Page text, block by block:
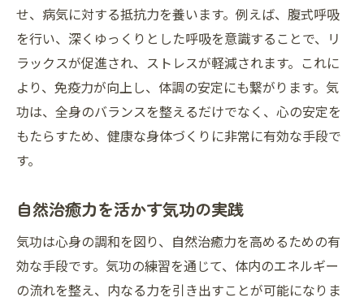
せ、病気に対する抵抗力を養います。例えば、腹式呼吸
を行い、深くゆっくりとした呼吸を意識することで、リ
ラックスが促進され、ストレスが軽減されます。これに
より、免疫力が向上し、体調の安定にも繋がります。気
功は、全身のバランスを整えるだけでなく、心の安定を
もたらすため、健康な身体づくりに非常に有効な手段で
す。
自然治癒力を活かす気功の実践
気功は心身の調和を図り、自然治癒力を高めるための有
効な手段です。気功の練習を通じて、体内のエネルギー
の流れを整え、内なる力を引き出すことが可能になりま